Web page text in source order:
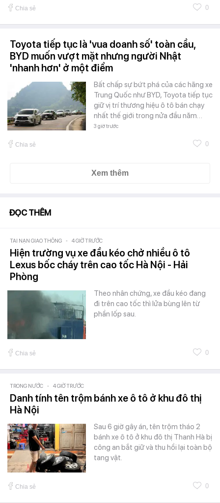
Chia sẻ 0
Toyota tiếp tục là 'vua doanh số' toàn cầu,
BYD muốn vượt mặt nhưng người Nhật
'nhanh hơn' ở một điểm
Bất chấp sự bứt phá của các hãng xe
Trung Quốc như BYD, Toyota tiếp tục
giữ vị trí thương hiệu ô tô bán chạy
nhất thế giới trong nửa đầu năm…
3 giờ trước
Chia sẻ 0
Xem thêm
ĐỌC THÊM
TAI NẠN GIAO THÔNG - 4 GIỜ TRƯỚC
Hiện trường vụ xe đầu kéo chở nhiều ô tô
Lexus bốc cháy trên cao tốc Hà Nội - Hải
Phòng
Theo nhân chứng, xe đầu kéo đang
đi trên cao tốc thì lửa bùng lên từ
phần lốp sau.
Chia sẻ 0
TRONG NƯỚC - 4 GIỜ TRƯỚC
Danh tính tên trộm bánh xe ô tô ở khu đô thị
Hà Nội
Sau 6 giờ gây án, tên trộm tháo 2
bánh xe ô tô ở khu đô thị Thanh Hà bị
công an bắt giữ và thu hồi lại toàn bộ
tang vật.
Chia sẻ 0